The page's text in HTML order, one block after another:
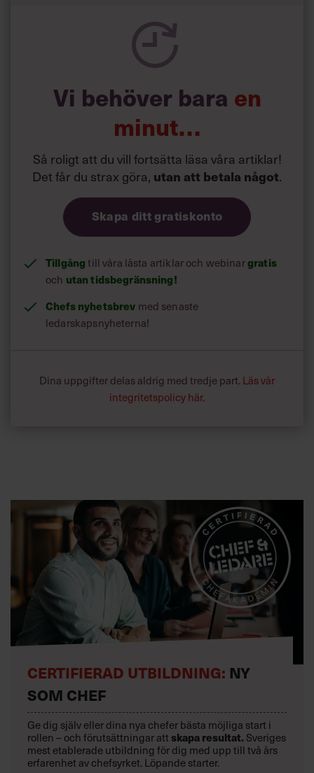
absolut inte förbjuda sociala medier”, säger
säkerhetschefen Monica Karum Bergvall.
Vi behöver bara en
minut…
Så roligt att du vill fortsätta läsa våra artiklar!
Det får du strax göra, utan att betala något.
Skapa ditt gratiskonto
Tillgång till våra låsta artiklar och webinargratis
och utan tidsbegränsning!
Chefs nyhetsbrev med senaste
ledarskapsnyheterna!
Dina uppgifter delas aldrig med tredje part. Läs vår
integritetspolicy här.
CERTIFIERAD UTBILDNING: NY
SOM CHEF
Ge dig själv eller dina nya chefer bästa möjliga start i
rollen – och förutsättningar att skapa resultat. Sveriges
mest etablerade utbildning för dig med upp till två års
erfarenhet av chefsyrket. Löpande starter.